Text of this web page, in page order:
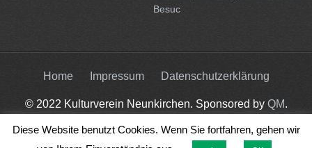
Besuc
Home Impressum Datenschutzerklärung
© 2022 Kulturverein Neunkirchen. Sponsored by QM.
Diese Website benutzt Cookies. Wenn Sie fortfahren, gehen wir